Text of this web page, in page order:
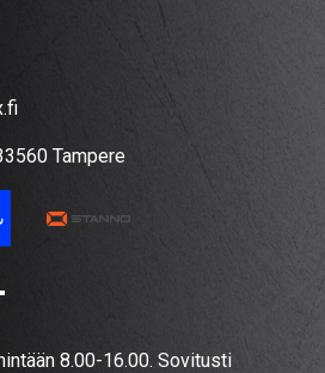
Tampere
8.00-16.00. Sovitusti